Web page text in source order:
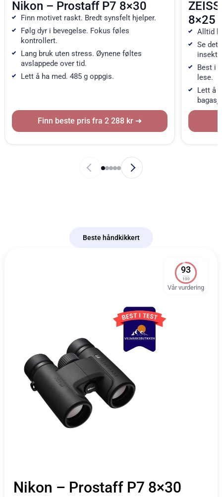
Nikon – Prostaff P7 8×30
Finn motivet raskt. Bredt synsfelt hjelper.
Følg dyr i bevegelse. Fokus føles
kontrollert.
Lang bruk uten stress. Øynene føltes
avslappede over tid.
Lett å ha med. 485 g oppgis.
Finn beste pris fra 2 288 kr
8×25
Alltid
Se
Best i
lese.
Lett å
Beste håndkikkert
93
100
Vår vurdering
Nikon – Prostaff P7 8×30